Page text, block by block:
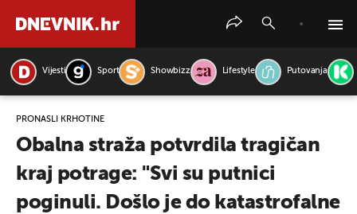
Vijesti Sport Showbizz Lifestyle Putovanja
PRONAŠLI KRHOTINE
Obalna straža potvrdila tragičan
kraj potrage: "Svi su putnici
poginuli. Došlo je do katastrofalne
PRETRAŽITE VIJESTI